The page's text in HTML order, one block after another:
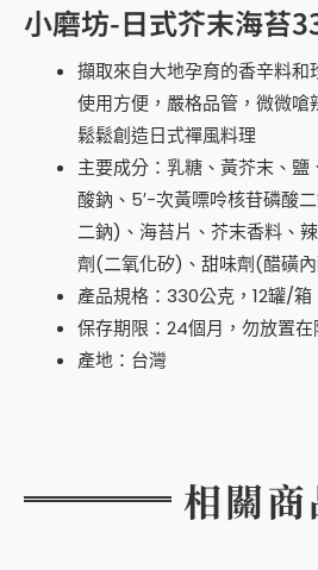
小磨坊-日式芥末海苔
擷取來自大地孕育的香辛料和
使用方便，嚴格品管，微微
鬆鬆創造日式禪風料理
主要成分：乳糖、黃芥末、
酸鈉、5′-次黃嘌呤核苷磷酸
二鈉)、海苔片、芥末香料、
劑(二氧化矽)、甜味劑(醋磺內
產品規格：330公克，12罐/箱
保存期限：24個月，勿放置在
產地：台灣
相關商